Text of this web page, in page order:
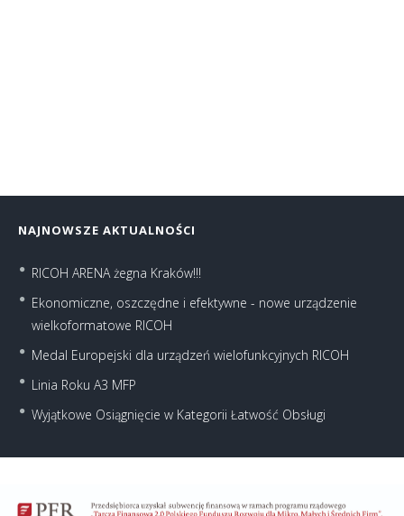
NAJNOWSZE AKTUALNOŚCI
RICOH ARENA żegna Kraków!!!
Ekonomiczne, oszczędne i efektywne - nowe urządzenie
wielkoformatowe RICOH
Medal Europejski dla urządzeń wielofunkcyjnych RICOH
Linia Roku A3 MFP
Wyjątkowe Osiągnięcie w Kategorii Łatwość Obsługi